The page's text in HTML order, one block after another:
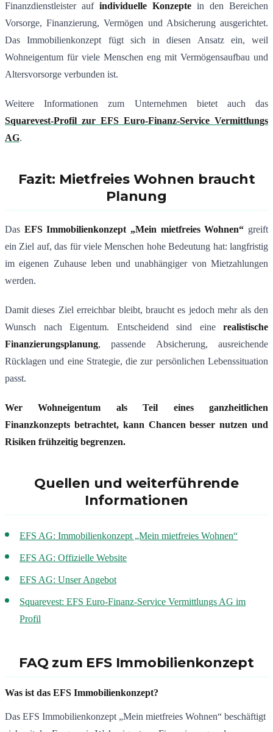
Finanzdienstleister auf individuelle Konzepte in den Bereichen
Vorsorge, Finanzierung, Vermögen und Absicherung ausgerichtet.
Das Immobilienkonzept fügt sich in diesen Ansatz ein, weil
Wohneigentum für viele Menschen eng mit Vermögensaufbau und
Altersvorsorge verbunden ist.
Weitere Informationen zum Unternehmen bietet auch das
Squarevest-Profil zur EFS Euro-Finanz-Service Vermittlungs
AG.
Fazit: Mietfreies Wohnen braucht
Planung
Das EFS Immobilienkonzept „Mein mietfreies Wohnen“ greift
ein Ziel auf, das für viele Menschen hohe Bedeutung hat: langfristig
im eigenen Zuhause leben und unabhängiger von Mietzahlungen
werden.
Damit dieses Ziel erreichbar bleibt, braucht es jedoch mehr als den
Wunsch nach Eigentum. Entscheidend sind eine realistische
Finanzierungsplanung, passende Absicherung, ausreichende
Rücklagen und eine Strategie, die zur persönlichen Lebenssituation
passt.
Wer Wohneigentum als Teil eines ganzheitlichen
Finanzkonzepts betrachtet, kann Chancen besser nutzen und
Risiken frühzeitig begrenzen.
Quellen und weiterführende
Informationen
EFS AG: Immobilienkonzept „Mein mietfreies Wohnen“
EFS AG: Offizielle Website
EFS AG: Unser Angebot
Squarevest: EFS Euro-Finanz-Service Vermittlungs AG im
Profil
FAQ zum EFS Immobilienkonzept
Was ist das EFS Immobilienkonzept?
Das EFS Immobilienkonzept „Mein mietfreies Wohnen“ beschäftigt